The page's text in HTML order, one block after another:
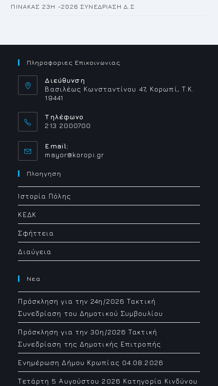
ΠΙΝΑΚΑΣ 23H -2026 ΣΥΝΕΔΡΙΑΣΗ Δ.Σ
Πληροφοριες Επικοινωνιας
Διεύθυνση
Βασιλέως Κωνσταντίνου 47, Κορωπί, Τ.Κ.
19441
Τηλέφωνο
213 2000700
Email:
mayor@koropi.grOpens
Πλοηγηση
Ιστορία Πόλης
ΚΕΔΚ
Σφήττεια
Διαύγεια
Νεα
Πρόσκληση για την 24η/2026 Τακτική
Συνεδρίαση του Δημοτικού Συμβουλίου
Πρόσκληση για την 30η/2026 Τακτική
Συνεδρίαση της Δημοτικής Επιτροπής
Ενημέρωση Δήμου Κρωπίας 04.08.2026
Τετάρτη 5 Αυγούστου 2026 Κατηγορία Κινδύνου